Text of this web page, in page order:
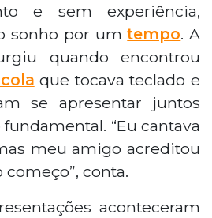
e sem experiência,
sonho por umtempo. A
quando encontrou
que tocava teclado e
se apresentar juntos
“Eu cantava
meu amigo acreditou
conta.
aconteceram